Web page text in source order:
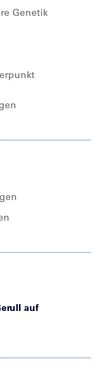
Genetik
auf